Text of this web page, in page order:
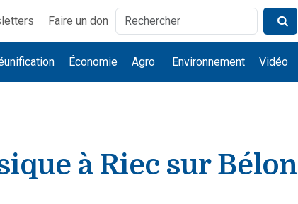
Faire un don
Économie Agro Environnement Vidéo
à Riec sur Bélon